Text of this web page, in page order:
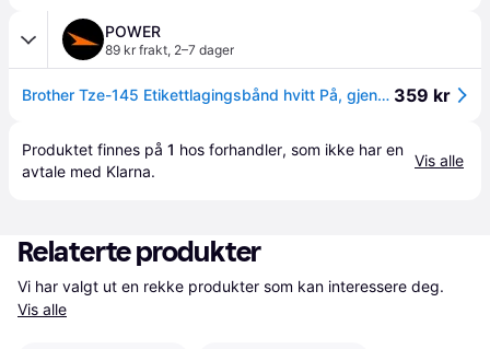
POWER
89 kr frakt, 2–7 dager
Brother Tze-145 Etikettlagingsbånd hvitt På, gjennomsiktig 359 kr
Produktet finnes på 1 hos forhandler, som ikke har en
avtale med Klarna.
Vis alle
Relaterte produkter
Vis alle